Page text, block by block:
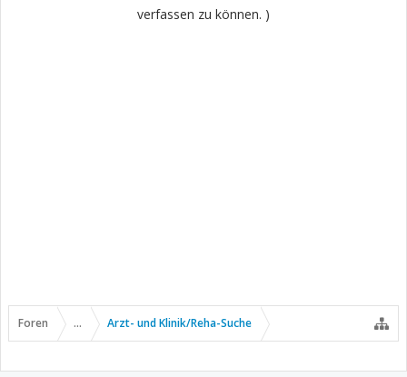
verfassen zu können. )
Foren ... Arzt- und Klinik/Reha-Suche